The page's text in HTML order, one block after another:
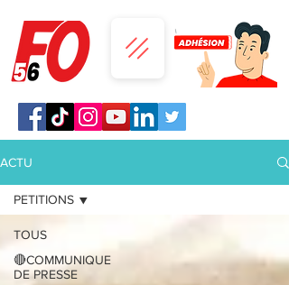
ACTU
TOUS
🔴COMMUNIQUE
DE PRESSE
PETITIONS